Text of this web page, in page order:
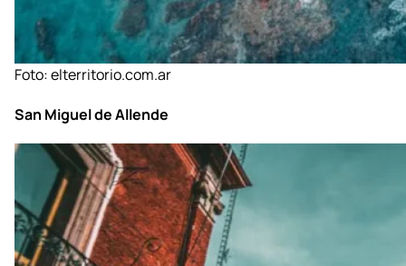
Foto:elterritorio.com.ar
San Miguel de Allende